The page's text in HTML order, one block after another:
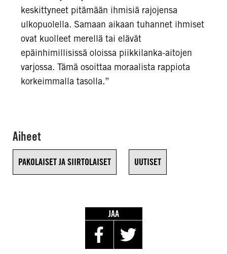
keskittyneet pitämään ihmisiä rajojensa
ulkopuolella. Samaan aikaan tuhannet ihmiset
ovat kuolleet merellä tai elävät
epäinhimillisissä oloissa piikkilanka-aitojen
varjossa. Tämä osoittaa moraalista rappiota
korkeimmalla tasolla.”
Aiheet
PAKOLAISET JA SIIRTOLAISET UUTISET
JAA